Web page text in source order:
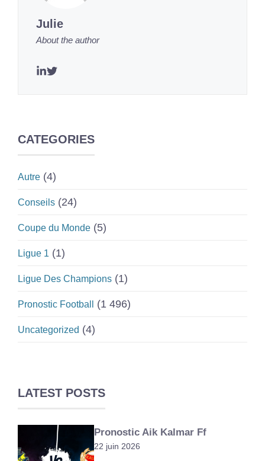
Julie
About the author
CATEGORIES
Autre (4)
Conseils (24)
Coupe du Monde (5)
Ligue 1 (1)
Ligue Des Champions (1)
Pronostic Football (1 496)
Uncategorized (4)
LATEST POSTS
Pronostic Aik Kalmar Ff
22 juin 2026